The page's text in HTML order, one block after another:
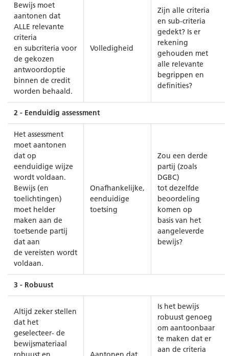
Bewijs moet
aantonen dat
ALLE relevante
criteria
en subcriteria voor
de gekozen
antwoordoptie
binnen de credit
worden behaald.
Volledigheid
Zijn alle criteria
en sub-criteria
gedekt? Is er
rekening
gehouden met
alle relevante
begrippen en
definities?
2 - Eenduidig assessment
Het assessment
moet aantonen
dat op
eenduidige wijze
wordt voldaan.
Bewijs (en
toelichtingen)
moet helder
maken aan de
toetsende partij
dat aan
de vereisten wordt
voldaan.
Onafhankelijke,
eenduidige
toetsing
Zou een derde
partij (zoals
DGBC)
tot dezelfde
beoordeling
komen op
basis van het
aangeleverde
bewijs?
3 - Robuust
Altijd zeker stellen
dat het
geselecteer- de
bewijsmateriaal
Is het bewijs
robuust genoeg
om aantoonbaar
te maken dat er
aan de criteria